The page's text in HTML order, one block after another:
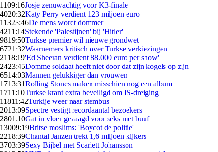
1109:16Josje zenuwachtig voor K3-finale
4020:32Katy Perry verdient 123 miljoen euro
11323:46De mens wordt dommer
4211:14Stekende 'Palestijnen' bij 'Hitler'
9819:50Turkse premier wil nieuwe grondwet
6721:32Waarnemers kritisch over Turkse verkiezingen
2118:19'Ed Sheeran verdient 88.000 euro per show'
2423:45Domme soldaat heeft niet door dat zijn kogels op zijn
6514:03Mannen gelukkiger dan vrouwen
1713:31Rolling Stones maken misschien nog een album
1711:10Turkse krant extra beveiligd om IS-dreiging
11811:42Turkije weer naar stembus
2013:09Spectre vestigt recordaantal bezoekers
2801:10Gat in vloer gezaagd voor seks met buuf
13009:19Britse moslims: 'Boycot de politie'
2218:39Chantal Janzen trekt 1,6 miljoen kijkers
3703:39Sexy Bijbel met Scarlett Johansson